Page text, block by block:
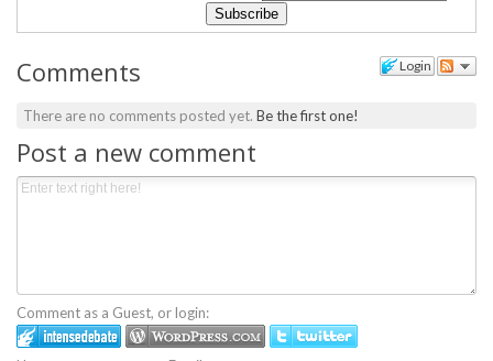
Login
Comments
There are no comments posted yet.Be the first one!
Post a new comment
Comment as a Guest, or login: